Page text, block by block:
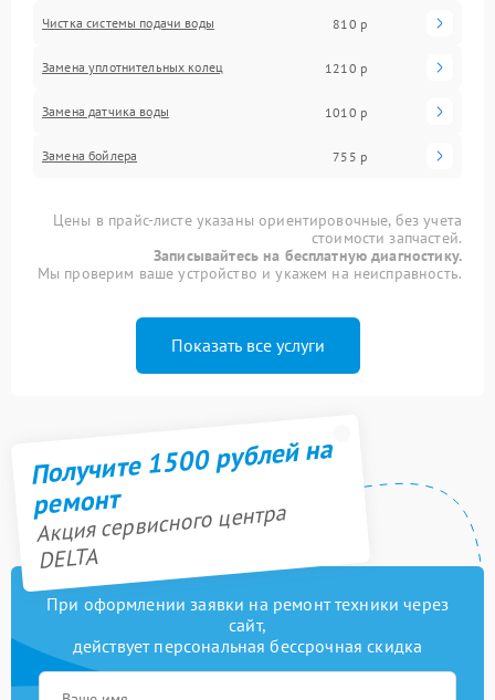
Чистка системы подачи воды 810 р
Замена уплотнительных колец 1210 р
Замена датчика воды 1010 р
Замена бойлера 755 р
Цены в прайс-листе указаны ориентировочные, без учета
стоимости запчастей.
Записывайтесь на бесплатную диагностику.
Мы проверим ваше устройство и укажем на неисправность.
Показать все услуги
Получите 1500 рублей на
ремонт
Акция сервисного центра
DELTA
При оформлении заявки на ремонт техники через
сайт,
действует персональная бессрочная скидка